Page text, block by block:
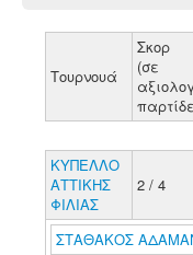
Τουρνουά
Σκορ
(σε
ΚΥΠΕΛΛΟ
ΑΤΤΙΚΗΣ
ΦΙΛΙΑΣ
2 / 4
ΣΤΑΘΑΚΟΣ